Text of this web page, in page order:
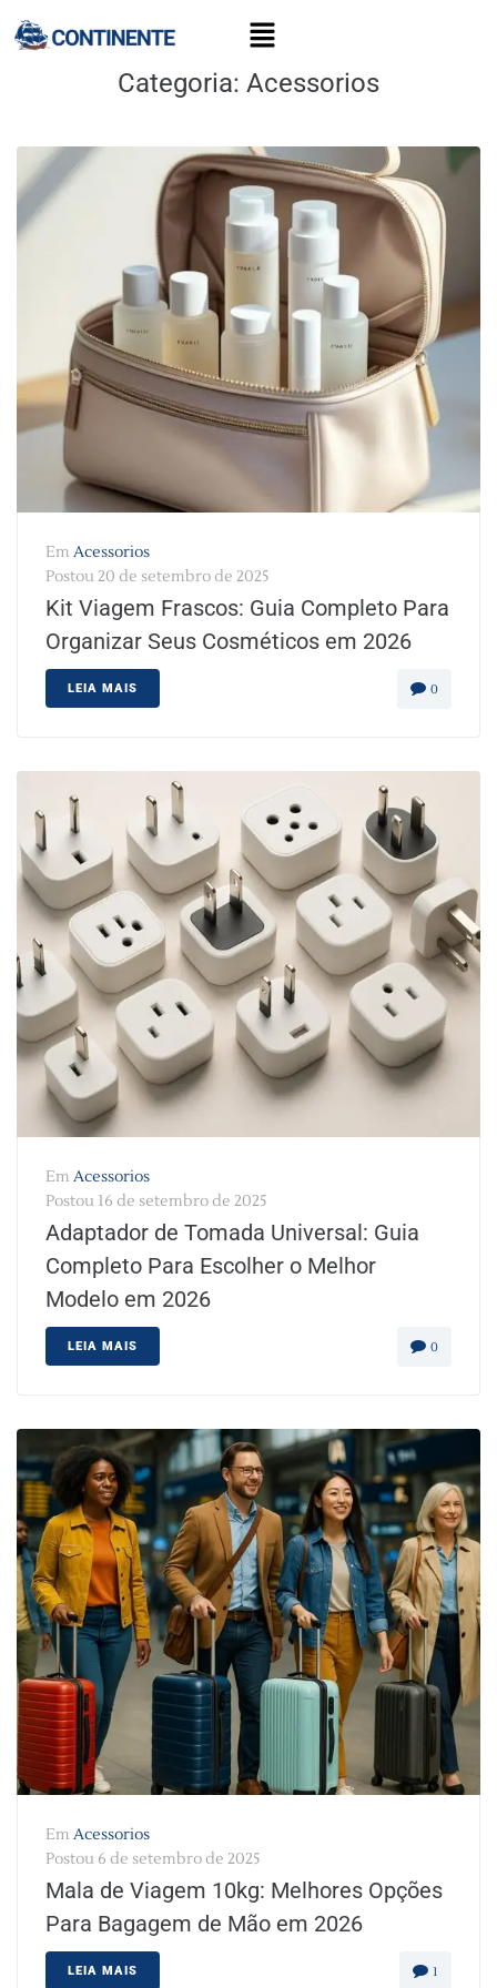
Categoria: Acessorios
Em Acessorios
Postou 20 de setembro de 2025
Kit Viagem Frascos: Guia Completo Para
Organizar Seus Cosméticos em 2026
LEIA MAIS 0
Em Acessorios
Postou 16 de setembro de 2025
Adaptador de Tomada Universal: Guia
Completo Para Escolher o Melhor
Modelo em 2026
LEIA MAIS 0
Em Acessorios
Postou 6 de setembro de 2025
Mala de Viagem 10kg: Melhores Opções
Para Bagagem de Mão em 2026
LEIA MAIS 1